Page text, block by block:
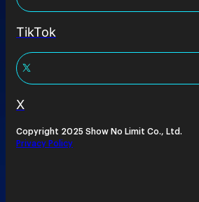
TikTok
X
Copyright 2025 Show No Limit Co., Ltd.
Privacy Policy